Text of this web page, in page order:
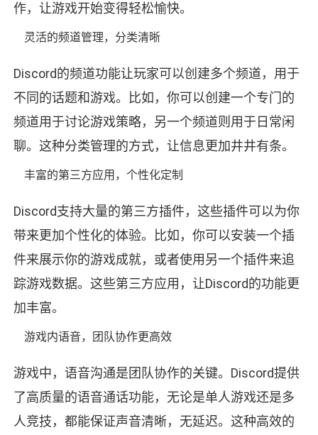
作，让游戏开始变得轻松愉快。
灵活的频道管理，分类清晰
Discord的频道功能让玩家可以创建多个频道，用于
不同的话题和游戏。比如，你可以创建一个专门的
频道用于讨论游戏策略，另一个频道则用于日常闲
聊。这种分类管理的方式，让信息更加井井有条。
丰富的第三方应用，个性化定制
Discord支持大量的第三方插件，这些插件可以为你
带来更加个性化的体验。比如，你可以安装一个插
件来展示你的游戏成就，或者使用另一个插件来追
踪游戏数据。这些第三方应用，让Discord的功能更
加丰富。
游戏内语音，团队协作更高效
游戏中，语音沟通是团队协作的关键。Discord提供
了高质量的语音通话功能，无论是单人游戏还是多
人竞技，都能保证声音清晰，无延迟。这种高效的